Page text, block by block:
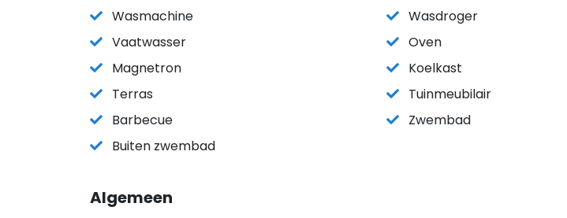
Wasmachine
Wasdroger
Vaatwasser
Oven
Magnetron
Koelkast
Terras
Tuinmeubilair
Barbecue
Zwembad
Buiten zwembad
Algemeen